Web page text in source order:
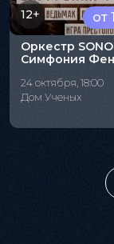
от
12+
Оркестр
Симфония
24 октября, 18:00
Дом Ученых